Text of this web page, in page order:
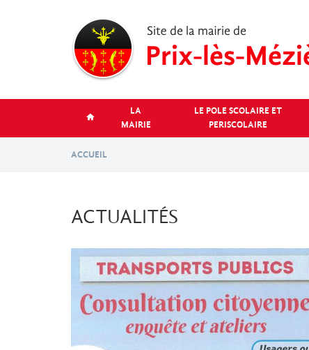
LA
MAIRIE
LE POLE SCOLAIRE ET
PERISCOLAIRE
ACCUEIL
ACTUALITÉS